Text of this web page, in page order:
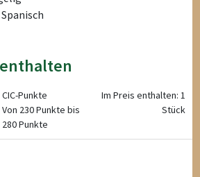
CIC-Punkte
Von 230 Punkte bis
280 Punkte
Im Preis enthalten: 1
Stück